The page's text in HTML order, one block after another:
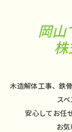
岡山
木造解体工事、鉄
ス
安心してお任
お